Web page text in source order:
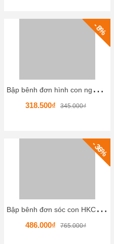
- 8%
B
ập bênh đơn hình con ngựa 02 mẫu mới TKCBB3-32
318.500₫ 345.000₫
- 36%
B
ập bênh đơn sóc con HKCBB4-6
486.000₫ 765.000₫